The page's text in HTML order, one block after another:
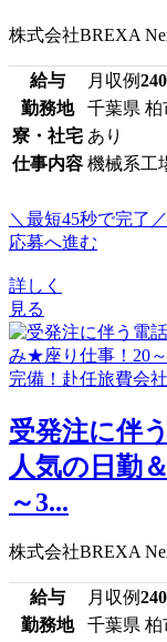
株式会社BREXA
給与 月収例
勤務地
千葉県 柏
寮・社宅 あり
仕事内容 機械系工
＼最短45秒で完了／
応募へ進む
詳しく
見る
受発注に伴
人気の日勤
～3...
株式会社BREXA
給与 月収例
勤務地
千葉県 柏